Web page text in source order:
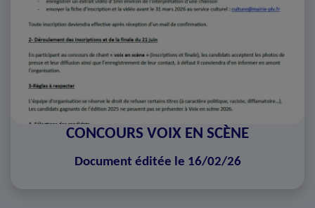
CONCOURS VOIX EN SCÈNE
Document éditée le 16/02/26